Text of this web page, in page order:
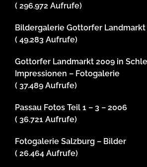
( 296.972 Aufrufe)
Bildergalerie Gottorfer Landmarkt
( 49.283 Aufrufe)
Gottorfer Landmarkt 2009 in
Impressionen – Fotogalerie
( 37.489 Aufrufe)
Passau Fotos Teil 1 – 3 – 2006
( 36.721 Aufrufe)
Fotogalerie Salzburg – Bilder
( 26.464 Aufrufe)